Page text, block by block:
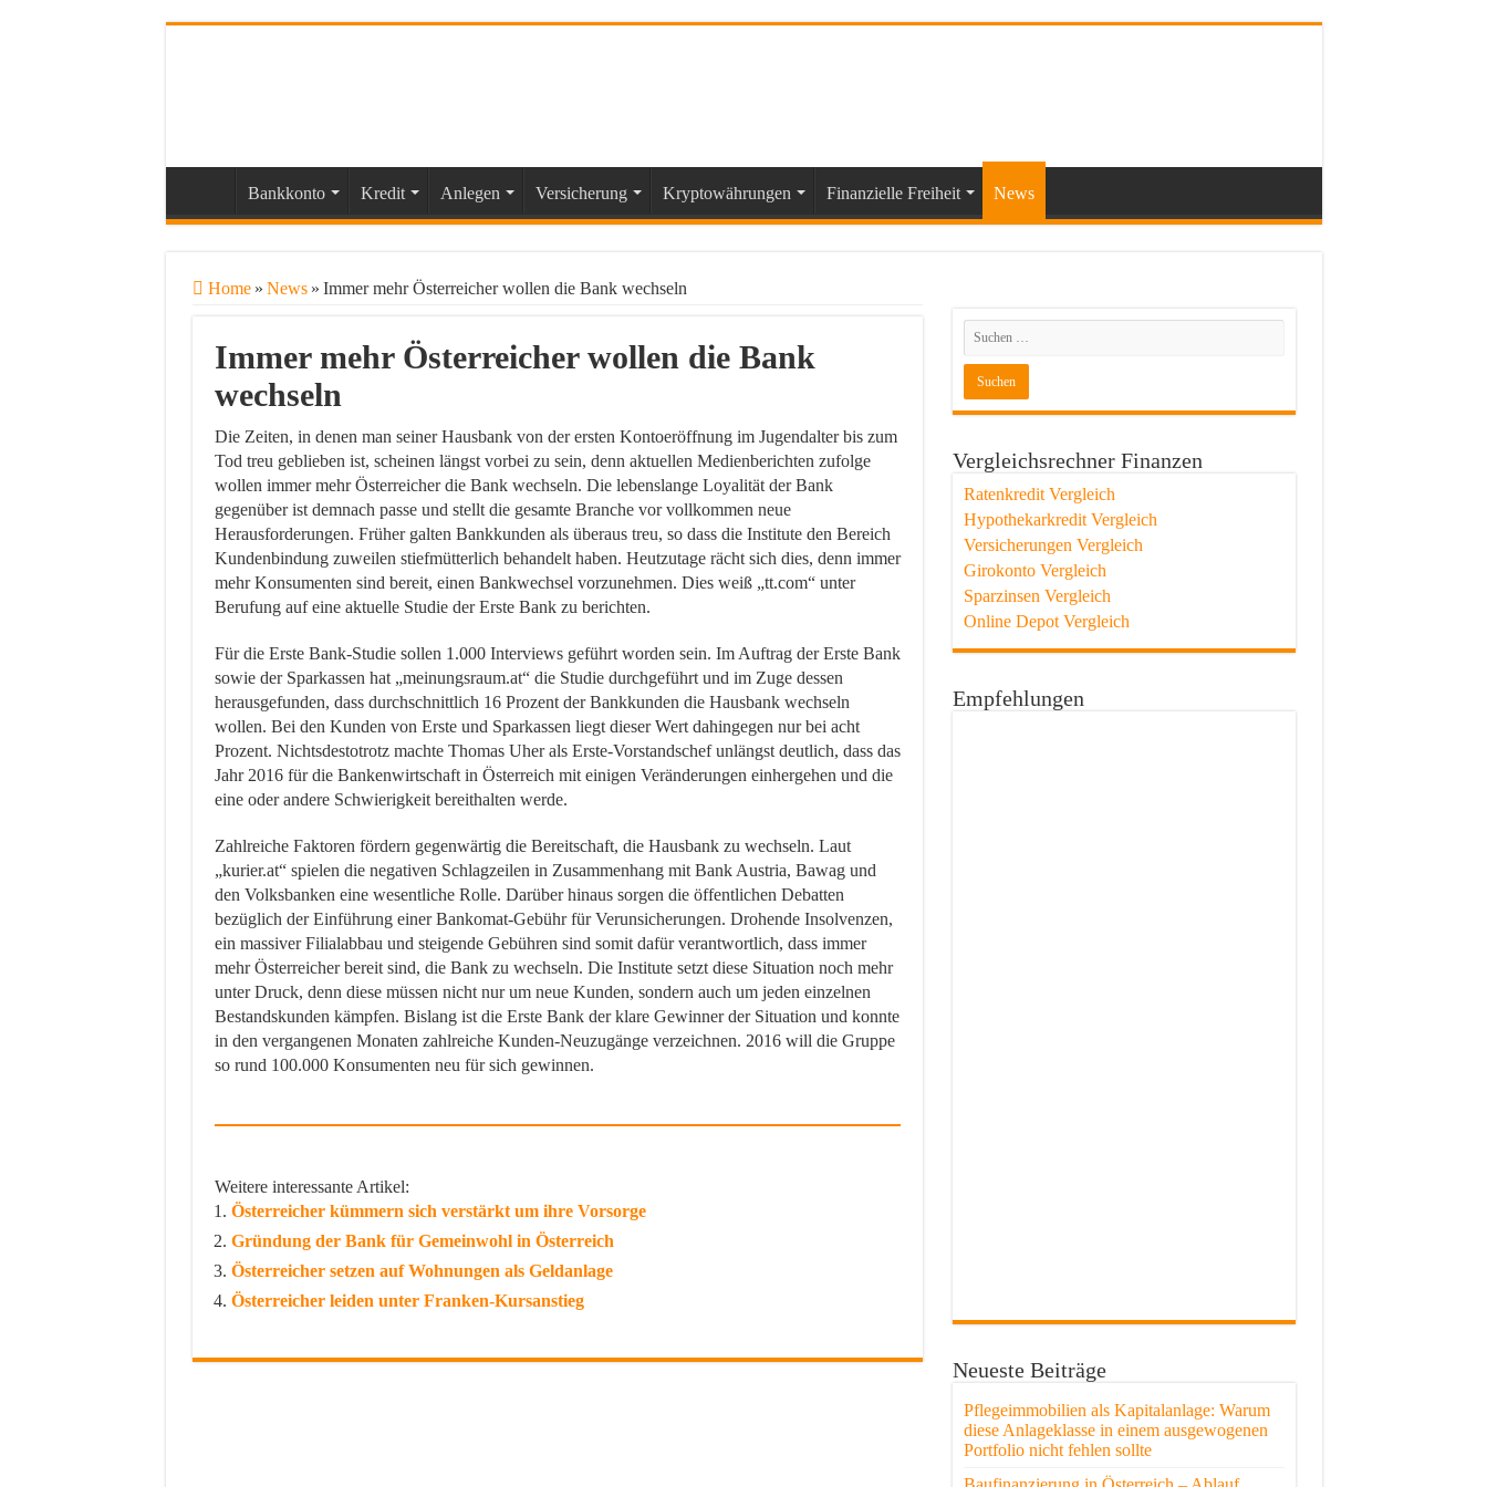
Bankkonto Kredit Anlegen Versicherung Kryptowährungen Finanzielle Freiheit News
Home » News » Immer mehr Österreicher wollen die Bank wechseln
Immer mehr Österreicher wollen die Bank
wechseln
Die Zeiten, in denen man seiner Hausbank von der ersten Kontoeröffnung im Jugendalter bis zum
Tod treu geblieben ist, scheinen längst vorbei zu sein, denn aktuellen Medienberichten zufolge
wollen immer mehr Österreicher die Bank wechseln. Die lebenslange Loyalität der Bank
gegenüber ist demnach passe und stellt die gesamte Branche vor vollkommen neue
Herausforderungen. Früher galten Bankkunden als überaus treu, so dass die Institute den Bereich
Kundenbindung zuweilen stiefmütterlich behandelt haben. Heutzutage rächt sich dies, denn immer
mehr Konsumenten sind bereit, einen Bankwechsel vorzunehmen. Dies weiß „tt.com“ unter
Berufung auf eine aktuelle Studie der Erste Bank zu berichten.
Für die Erste Bank-Studie sollen 1.000 Interviews geführt worden sein. Im Auftrag der Erste Bank
sowie der Sparkassen hat „meinungsraum.at“ die Studie durchgeführt und im Zuge dessen
herausgefunden, dass durchschnittlich 16 Prozent der Bankkunden die Hausbank wechseln
wollen. Bei den Kunden von Erste und Sparkassen liegt dieser Wert dahingegen nur bei acht
Prozent. Nichtsdestotrotz machte Thomas Uher als Erste-Vorstandschef unlängst deutlich, dass das
Jahr 2016 für die Bankenwirtschaft in Österreich mit einigen Veränderungen einhergehen und die
eine oder andere Schwierigkeit bereithalten werde.
Zahlreiche Faktoren fördern gegenwärtig die Bereitschaft, die Hausbank zu wechseln. Laut
„kurier.at“ spielen die negativen Schlagzeilen in Zusammenhang mit Bank Austria, Bawag und
den Volksbanken eine wesentliche Rolle. Darüber hinaus sorgen die öffentlichen Debatten
bezüglich der Einführung einer Bankomat-Gebühr für Verunsicherungen. Drohende Insolvenzen,
ein massiver Filialabbau und steigende Gebühren sind somit dafür verantwortlich, dass immer
mehr Österreicher bereit sind, die Bank zu wechseln. Die Institute setzt diese Situation noch mehr
unter Druck, denn diese müssen nicht nur um neue Kunden, sondern auch um jeden einzelnen
Bestandskunden kämpfen. Bislang ist die Erste Bank der klare Gewinner der Situation und konnte
in den vergangenen Monaten zahlreiche Kunden-Neuzugänge verzeichnen. 2016 will die Gruppe
so rund 100.000 Konsumenten neu für sich gewinnen.
Weitere interessante Artikel:
Österreicher kümmern sich verstärkt um ihre Vorsorge
Gründung der Bank für Gemeinwohl in Österreich
Österreicher setzen auf Wohnungen als Geldanlage
Österreicher leiden unter Franken-Kursanstieg
Vergleichsrechner Finanzen
Ratenkredit Vergleich
Hypothekarkredit Vergleich
Versicherungen Vergleich
Girokonto Vergleich
Sparzinsen Vergleich
Online Depot Vergleich
Empfehlungen
Neueste Beiträge
Pflegeimmobilien als Kapitalanlage: Warum
diese Anlageklasse in einem ausgewogenen
Portfolio nicht fehlen sollte